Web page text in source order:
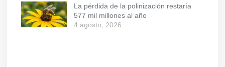
La pérdida de la polinización restaría
577 mil millones al año
4 agosto, 2026